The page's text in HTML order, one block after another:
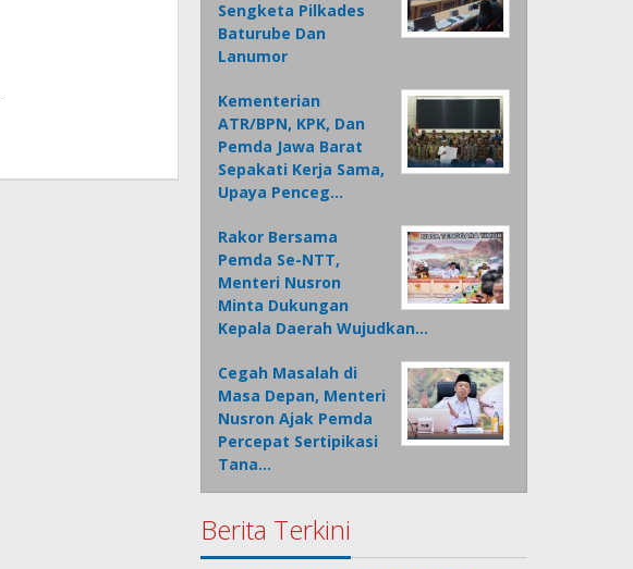
Sengketa Pilkades
Baturube Dan
Lanumor
Kementerian
ATR/BPN, KPK, Dan
Pemda Jawa Barat
Sepakati Kerja Sama,
Upaya Penceg…
Rakor Bersama
Pemda Se-NTT,
Menteri Nusron
Minta Dukungan
Kepala Daerah Wujudkan…
Cegah Masalah di
Masa Depan, Menteri
Nusron Ajak Pemda
Percepat Sertipikasi
Tana…
Berita Terkini